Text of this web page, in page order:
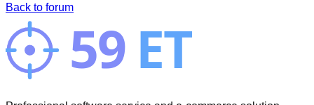
Back to forum